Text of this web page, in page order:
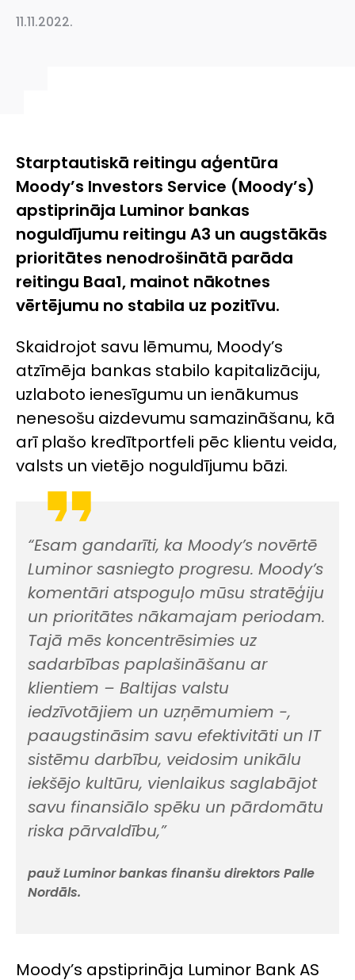
11.11.2022.
Starptautiskā reitingu aģentūra
Moody’s Investors Service (Moody’s)
apstiprināja Luminor bankas
noguldījumu reitingu A3 un augstākās
prioritātes nenodrošinātā parāda
reitingu Baa1, mainot nākotnes
vērtējumu no stabila uz pozitīvu.
Skaidrojot savu lēmumu, Moody’s
atzīmēja bankas stabilo kapitalizāciju,
uzlaboto ienesīgumu un ienākumus
nenesošu aizdevumu samazināšanu, kā
arī plašo kredītportfeli pēc klientu veida,
valsts un vietējo noguldījumu bāzi.
“Esam gandarīti, ka Moody’s novērtē
Luminor sasniegto progresu. Moody’s
komentāri atspoguļo mūsu stratēģiju
un prioritātes nākamajam periodam.
Tajā mēs koncentrēsimies uz
sadarbības paplašināšanu ar
klientiem – Baltijas valstu
iedzīvotājiem un uzņēmumiem -,
paaugstināsim savu efektivitāti un IT
sistēmu darbību, veidosim unikālu
iekšējo kultūru, vienlaikus saglabājot
savu finansiālo spēku un pārdomātu
riska pārvaldību,”
pauž Luminor bankas finanšu direktors Palle
Nordāls.
Moody’s apstiprināja Luminor Bank AS